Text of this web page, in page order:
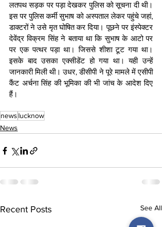
लतपथ सड़क पर पड़ा देखकर पुलिस को सूचना दी थी।
इस पर पुलिस कर्मी सुभाष को अस्पताल लेकर पहुंचे जहां,
डाक्टरों ने उसे मृत घोषित कर दिया। पूछने पर इंस्पेक्टर
देवेंद्र विक्रम सिंह ने बताया था कि सुभाष के आटो पर
पर एक पत्थर पड़ा था। जिससे शीशा टूट गया था।
इसके बाद उसका एक्सीडेंट हो गया था। यही उन्हें
जानकारी मिली थी। उधर, डीसीपी ने पूरे मामले में एसीपी
कैंट अर्चना सिंह की भूमिका की भी जांच के आदेश दिए
हैं।
news lucknow
News
Recent Posts See All